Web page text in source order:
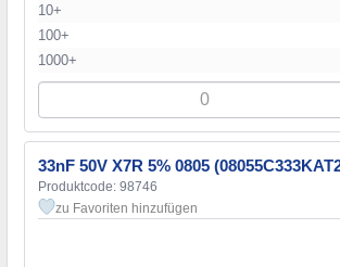
10+
100+
1000+
33nF 50V X7R 5% 0805
Produktcode: 98746
zu Favoriten hinzufügen